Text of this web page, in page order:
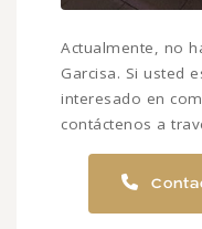
Actualmente, no
Garcisa. Si usted
interesado en
contáctenos a